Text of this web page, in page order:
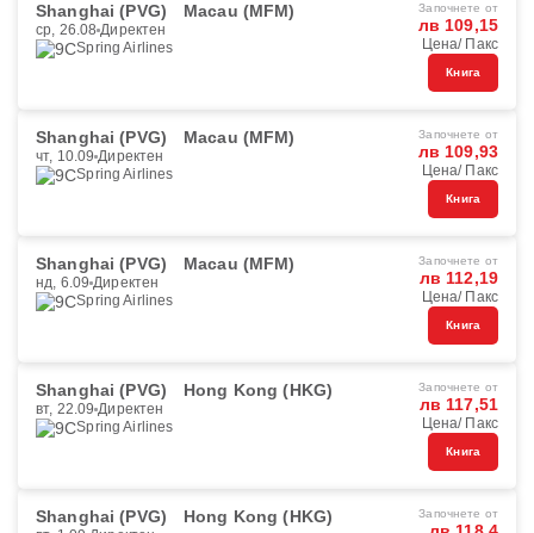
Shanghai (PVG) Macau (MFM)
ср, 26.08 Директен
Spring Airlines
Започнете от
лв 109,15
Цена/ Пакс
Книга
Shanghai (PVG) Macau (MFM)
чт, 10.09 Директен
Spring Airlines
Започнете от
лв 109,93
Цена/ Пакс
Книга
Shanghai (PVG) Macau (MFM)
нд, 6.09 Директен
Spring Airlines
Започнете от
лв 112,19
Цена/ Пакс
Книга
Shanghai (PVG) Hong Kong (HKG)
вт, 22.09 Директен
Spring Airlines
Започнете от
лв 117,51
Цена/ Пакс
Книга
Shanghai (PVG) Hong Kong (HKG) Започнете от